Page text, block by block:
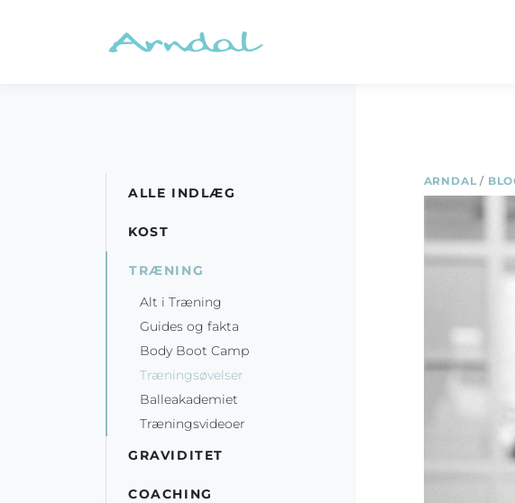
ARNDAL /
ALLE INDLÆG
KOST
TRÆNING
Alt i Træning
Guides og fakta
Body Boot Camp
Træningsøvelser
Balleakademiet
Træningsvideoer
GRAVIDITET
COACHING